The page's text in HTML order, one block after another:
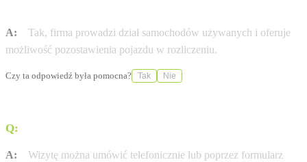
A:
Tak, firma prowadzi dział samochodów używanych i oferuje
możliwość pozostawienia pojazdu w rozliczeniu.
Czy ta odpowiedź była pomocna? Tak Nie
Q:
A:
Wizytę można umówić telefonicznie lub poprzez formularz